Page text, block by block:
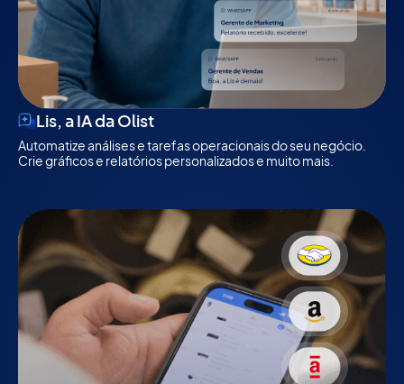
Lis, a IA da Olist
Automatize análises e tarefas operacionais do seu negócio.
Crie gráficos e relatórios personalizados e muito mais.